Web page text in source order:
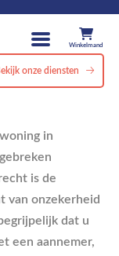
Winkelmand
onze diensten
in
is de
van onzekerheid
dat u
een aannemer,